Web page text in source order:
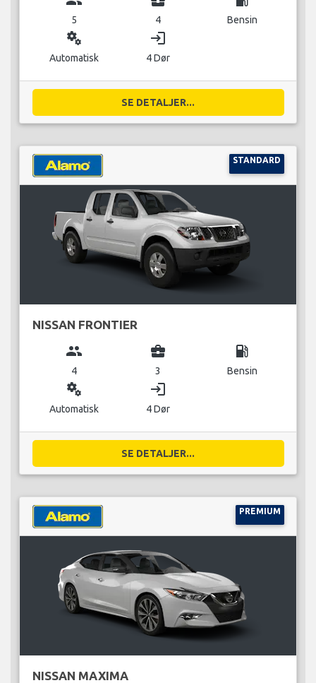
5 4 Bensin
miscellaneous_services
Automatisk
login
4 Dør
SE DETALJER...
STANDARD
NISSAN FRONTIER
group
4
business_center
3
local_gas_station
Bensin
miscellaneous_services
Automatisk
login
4 Dør
SE DETALJER...
PREMIUM
NISSAN MAXIMA